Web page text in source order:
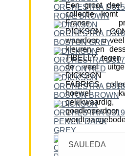
Een groot
collectie komt
Franse
DICKSON
waardoor u
kleuren en
TIBELLY tegen
de veel
DICKSON
FABRICS
hoewel
gelijkwaardig,
wordt
SAULEDA